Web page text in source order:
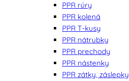
PPR rúry
PPR kolená
PPR T-kusy
PPR nátrubky
PPR prechody
PPR nástenky
PPR zátky, záslepky